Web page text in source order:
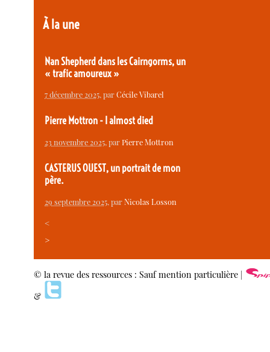
À la une
Nan Shepherd dans les Cairngorms, un
« trafic amoureux »
7 décembre 2025, parCécile Vibarel
Pierre Mottron - I almost died
23 novembre 2025, parPierre Mottron
CASTERUS OUEST, un portrait de mon
père.
29 septembre 2025, parNicolas Losson
<
>
© la revue des ressources : Sauf mention particulière |
&